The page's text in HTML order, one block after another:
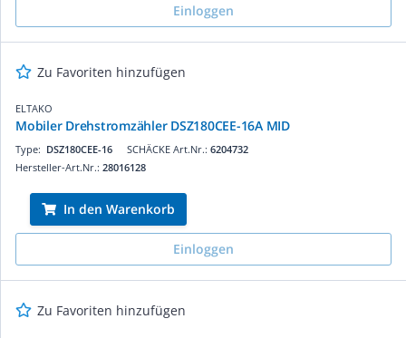
Einloggen
Zu Favoriten hinzufügen
ELTAKO
Mobiler Drehstromzähler DSZ180CEE-16A MID
SCHÄCKE Art.Nr.: 6204732
Type: DSZ180CEE-16
Hersteller-Art.Nr.: 28016128
In den Warenkorb
Einloggen
Zu Favoriten hinzufügen